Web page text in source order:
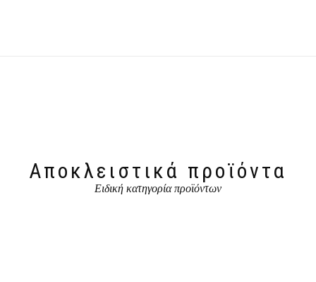
Αποκλειστικά προϊόντα
Ειδική κατηγορία προϊόντων